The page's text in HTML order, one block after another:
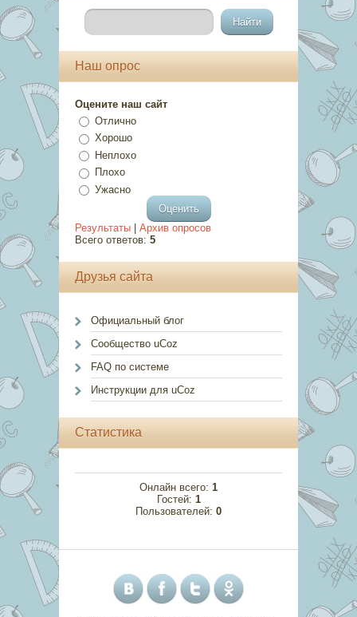
Наш опрос
Оцените наш сайт
Отлично
Хорошо
Неплохо
Плохо
Ужасно
Результаты
Архив опросов
Всего ответов: 5
Друзья сайта
Официальный блог
Сообщество uCoz
FAQ по системе
Инструкции для uCoz
Статистика
Онлайн всего: 1
Гостей: 1
Пользователей: 0